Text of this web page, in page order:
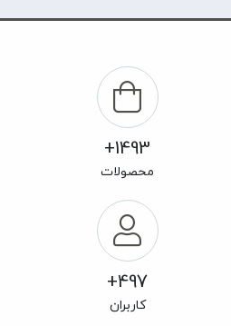
1493+
محصولات
497+
کاربران